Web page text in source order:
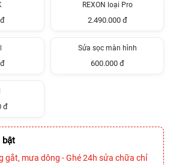
REXON loại Pro
2.490.000 đ
Sửa sọc màn hình
600.000 đ
đ
bật
gắt, mưa dông - Ghé 24h sửa chữa chỉ